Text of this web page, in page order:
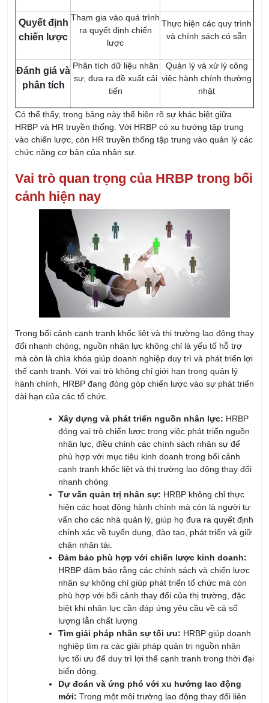
Quyết định
chiến lược
Tham gia vào quá trình
ra quyết định chiến
lược
Thực hiện các quy trình
và chính sách có sẵn
Đánh giá và
phân tích
Phân tích dữ liệu nhân
sự, đưa ra đề xuất cải
tiến
Quản lý và xử lý công
việc hành chính thường
nhật
Có thể thấy, trong bảng này thể hiện rõ sự khác biệt giữa
HRBP và HR truyền thống. Với HRBP có xu hướng tập trung
vào chiến lược, còn HR truyền thống tập trung vào quản lý các
chức năng cơ bản của nhân sự.
Vai trò quan trọng của HRBP trong bối
cảnh hiện nay
Trong bối cảnh cạnh tranh khốc liệt và thị trường lao động thay
đổi nhanh chóng, nguồn nhân lực không chỉ là yếu tố hỗ trợ
mà còn là chìa khóa giúp doanh nghiệp duy trì và phát triển lợi
thế cạnh tranh. Với vai trò không chỉ giới hạn trong quản lý
hành chính, HRBP đang đóng góp chiến lược vào sự phát triển
dài hạn của các tổ chức.
Xây dựng và phát triển nguồn nhân lực: HRBP
đóng vai trò chiến lược trong việc phát triển nguồn
nhân lực, điều chỉnh các chính sách nhân sự để
phù hợp với mục tiêu kinh doanh trong bối cảnh
cạnh tranh khốc liệt và thị trường lao động thay đổi
nhanh chóng
Tư vấn quản trị nhân sự: HRBP không chỉ thực
hiện các hoạt động hành chính mà còn là người tư
vấn cho các nhà quản lý, giúp họ đưa ra quyết định
chính xác về tuyển dụng, đào tạo, phát triển và giữ
chân nhân tài.
Đảm bảo phù hợp với chiến lược kinh doanh:
HRBP đảm bảo rằng các chính sách và chiến lược
nhân sự không chỉ giúp phát triển tổ chức mà còn
phù hợp với bối cảnh thay đổi của thị trường, đặc
biệt khi nhân lực cần đáp ứng yêu cầu về cả số
lượng lẫn chất lượng
Tìm giải pháp nhân sự tối ưu: HRBP giúp doanh
nghiệp tìm ra các giải pháp quản trị nguồn nhân
lực tối ưu để duy trì lợi thế cạnh tranh trong thời đại
biến động.
Dự đoán và ứng phó với xu hướng lao động
mới: Trong một môi trường lao động thay đổi liên